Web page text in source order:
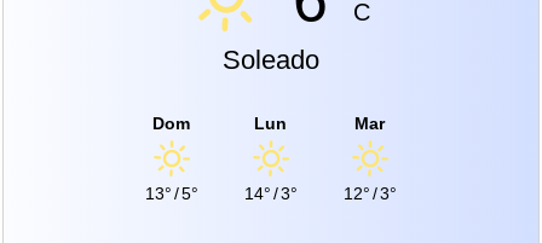
C
Soleado
Dom
13°/5°
Lun
14°/3°
Mar
12°/3°